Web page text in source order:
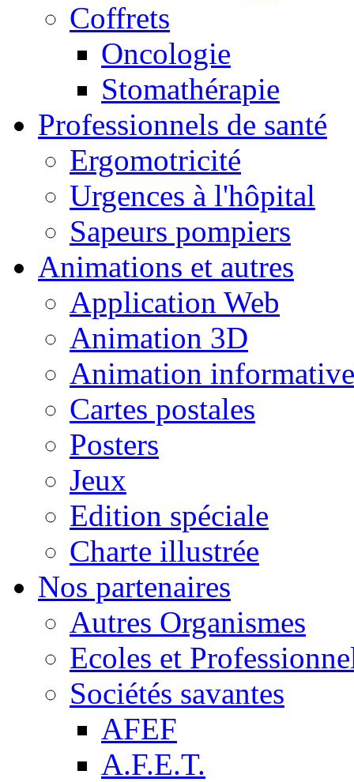
Coffrets
Oncologie
Stomathérapie
Professionnels de santé
Ergomotricité
Urgences à l'hôpital
Sapeurs pompiers
Animations et autres
Application Web
Animation 3D
Animation informative
Cartes postales
Posters
Jeux
Edition spéciale
Charte illustrée
Nos partenaires
Autres Organismes
Ecoles et
Sociétés savantes
AFEF
A.F.E.T.